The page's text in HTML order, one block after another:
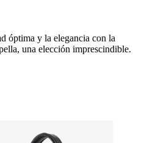
óptima y la elegancia con la
una elección imprescindible.